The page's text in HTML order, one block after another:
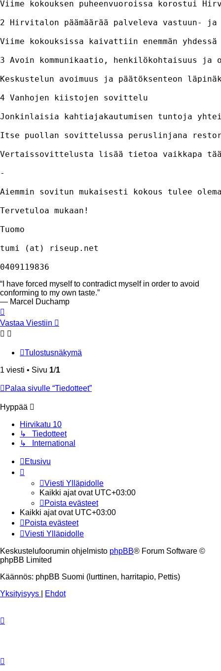
Viime kokouksen puheenvuoroissa korostui
2 Hirvitalon päämäärää palveleva vastuun-
Viime kokouksissa kaivattiin enemmän
3 Avoin kommunikaatio, henkilökohtaisuus ja
Keskustelun avoimuus ja päätöksenteon
4 Vanhojen kiistojen sovittelu
Jonkinlaisia kahtiajakautumisen tuntoja
Itse puollan sovittelussa peruslinjana
Vertaissovittelusta lisää tietoa vaikkapa
-
Aiemmin sovitun mukaisesti kokous tulee
Tervetuloa mukaan!
Tuomo
tumi (at) riseup.net
0409119836
“I have forced myself to contradict myself in order to avoid
conforming to my own taste.”
― Marcel Duchamp
Vastaa Viestiin
Tulostusnäkymä
1 viesti • Sivu 1/1
Palaa sivulle “Tiedotteet”
Hyppää
Hirvikatu 10
↳ Tiedotteet
↳ International
Etusivu
Viesti Ylläpidolle
Kaikki ajat ovat UTC+03:00
Poista evästeet
Kaikki ajat ovat UTC+03:00
Poista evästeet
Viesti Ylläpidolle
Keskustelufoorumin ohjelmisto phpBB® Forum Software ©
phpBB Limited
Käännös: phpBB Suomi (lurttinen, harritapio, Pettis)
Yksityisyys
Ehdot